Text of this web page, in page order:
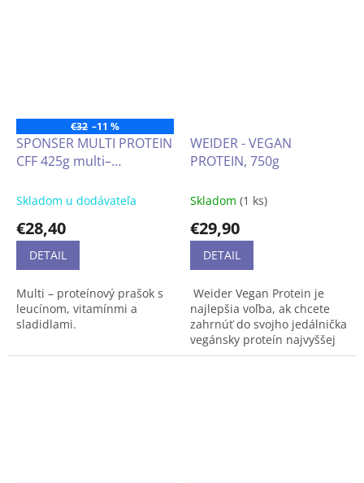
€32 –11 %
SPONSER MULTI PROTEIN
CFF 425g multi–
leucínom, vitamínmi a
aminokyselinu L-leucín s
veľmi nízkym obsahom
laktózy
Skladom u dodávateľa
€28,40
DETAIL
Multi – proteínový prašok s
leucínom, vitamínmi a
sladidlami.
WEIDER - VEGAN
PROTEIN, 750g
Skladom (1 ks)
€29,90
DETAIL
Weider Vegan Protein je
najlepšia voľba, ak chcete
zahrnúť do svojho jedálnička
vegánsky proteín najvyššej
kvality a lahodnej chuti.